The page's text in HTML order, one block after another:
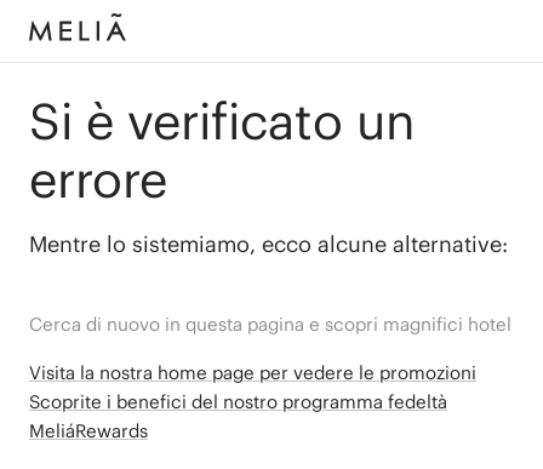
Si è verificato un
errore
Mentre lo sistemiamo, ecco alcune alternative:
Cerca di nuovo in questa pagina e scopri magnifici hotel
Visita la nostra home page per vedere le promozioni
Scoprite i benefici del nostro programma fedeltà
MeliáRewards